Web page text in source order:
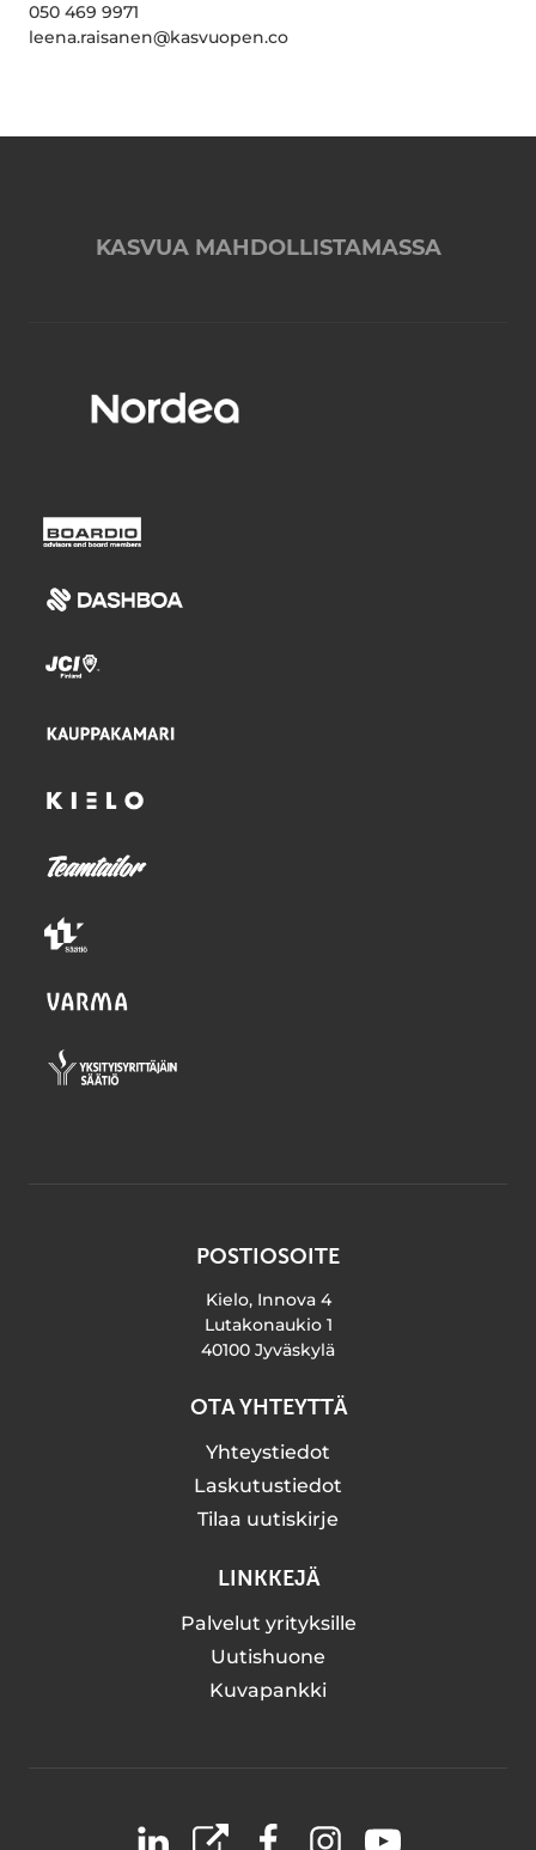
050 469 9971
leena.raisanen@kasvuopen.co
KASVUA MAHDOLLISTAMASSA
POSTIOSOITE
Kielo, Innova 4
Lutakonaukio 1
40100 Jyväskylä
OTA YHTEYTTÄ
Yhteystiedot
Laskutustiedot
Tilaa uutiskirje
LINKKEJÄ
Palvelut yrityksille
Uutishuone
Kuvapankki
LinkedIn
X FacebookInstagramYouTube